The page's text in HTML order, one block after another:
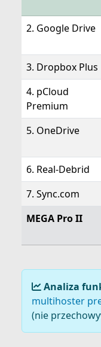
2. Google Drive
3. Dropbox Plus
4. pCloud
Premium
5. OneDrive
6. Real-Debrid
7. Sync.com
MEGA Pro II
Analiza
multihoster
(nie